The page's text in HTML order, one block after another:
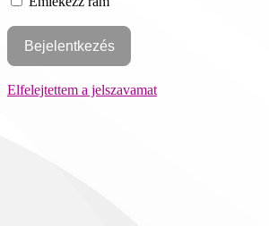
Elfelejtettem a jelszavamat